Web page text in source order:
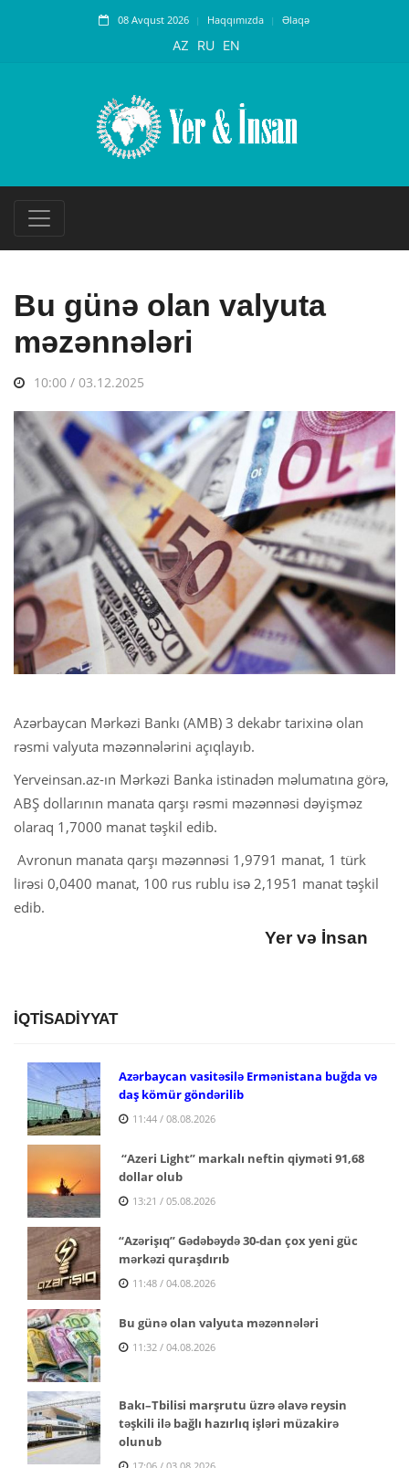
08 Avqust 2026 Haqqımızda Əlaqə
AZ RU EN
Bu günə olan valyuta
məzənnələri
10:00 / 03.12.2025
Azərbaycan Mərkəzi Bankı (AMB) 3 dekabr tarixinə olan
rəsmi valyuta məzənnələrini açıqlayıb.
Yerveinsan.az-ın Mərkəzi Banka istinadən məlumatına görə,
ABŞ dollarının manata qarşı rəsmi məzənnəsi dəyişməz
olaraq 1,7000 manat təşkil edib.
Avronun manata qarşı məzənnəsi 1,9791 manat, 1 türk
lirəsi 0,0400 manat, 100 rus rublu isə 2,1951 manat təşkil
edib.
Yer və İnsan
İQTİSADİYYAT
Azərbaycan vasitəsilə Ermənistana buğda və
daş kömür göndərilib
11:44 / 08.08.2026
“Azeri Light” markalı neftin qiyməti 91,68
dollar olub
13:21 / 05.08.2026
“Azərişıq” Gədəbəydə 30-dan çox yeni güc
mərkəzi quraşdırıb
11:48 / 04.08.2026
Bu günə olan valyuta məzənnələri
11:32 / 04.08.2026
Bakı–Tbilisi marşrutu üzrə əlavə reysin
təşkili ilə bağlı hazırlıq işləri müzakirə
olunub